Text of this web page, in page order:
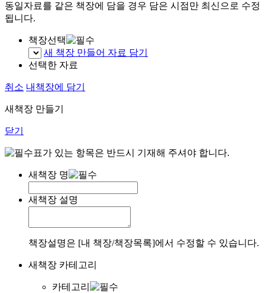
동일자료를 같은 책장에 담을 경우 담은 시점만 최신으로 수정
됩니다.
책장선택
새 책장 만들어 자료 담기
선택한 자료
취소 내책장에 담기
새책장 만들기
닫기
표가 있는 항목은 반드시 기재해 주셔야 합니다.
새책장 명
새책장 설명
책장설명은 [내 책장/책장목록]에서 수정할 수 있습니다.
새책장 카테고리
카테고리